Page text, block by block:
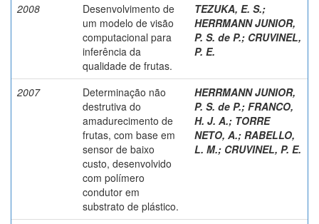
2008
Desenvolvimento de
um modelo de visão
computacional para
inferência da
qualidade de frutas.
TEZUKA, E. S.;
HERRMANN JUNIOR,
P. S. de P.; CRUVINEL,
P. E.
2007
Determinação não
destrutiva do
amadurecimento de
frutas, com base em
sensor de baixo
custo, desenvolvido
com polímero
condutor em
substrato de plástico.
HERRMANN JUNIOR,
P. S. de P.; FRANCO,
H. J. A.; TORRE
NETO, A.; RABELLO,
L. M.; CRUVINEL, P. E.